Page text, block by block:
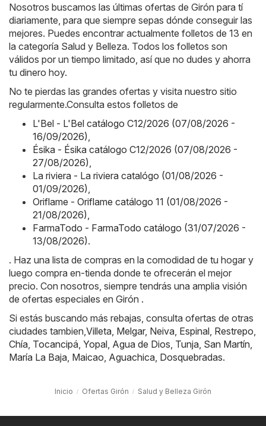
Nosotros buscamos las últimas ofertas de Girón para tí
diariamente, para que siempre sepas dónde conseguir las
mejores. Puedes encontrar actualmente folletos de 13 en
la categoría Salud y Belleza. Todos los folletos son
válidos por un tiempo limitado, así que no dudes y ahorra
tu dinero hoy.
No te pierdas las grandes ofertas y visita nuestro sitio
regularmente.Consulta estos folletos de
L'Bel - L'Bel catálogo C12/2026 (07/08/2026 -
16/09/2026)
Ésika - Ésika catálogo C12/2026 (07/08/2026 -
27/08/2026)
La riviera - La riviera catalógo (01/08/2026 -
01/09/2026)
Oriflame - Oriflame catálogo 11 (01/08/2026 -
21/08/2026)
FarmaTodo - FarmaTodo catálogo (31/07/2026 -
13/08/2026).
. Haz una lista de compras en la comodidad de tu hogar y
luego compra en-tienda donde te ofrecerán el mejor
precio. Con nosotros, siempre tendrás una amplia visión
de ofertas especiales en Girón .
Si estás buscando más rebajas, consulta ofertas de otras
ciudades tambien, Villeta Melgar, Neiva Espinal Restrepo
Chía Tocancipá Yopal Agua de Dios Tunja San Martín
María La Baja Maicao Aguachica Dosquebradas.
Inicio Ofertas Girón Salud y Belleza Girón